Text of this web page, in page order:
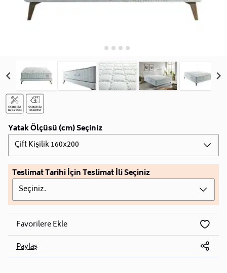
Yatak Ölçüsü (cm) Seçiniz
Çift Kişilik 160x200
Teslimat Tarihi İçin Teslimat İli Seçiniz
Seçiniz.
Favorilere Ekle
Paylaş